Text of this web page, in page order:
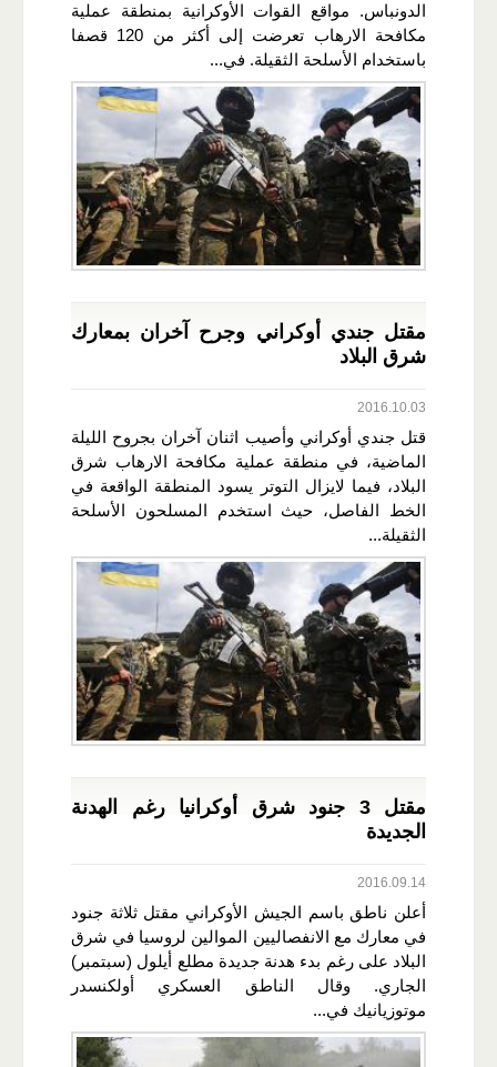
الدونباس. مواقع القوات الأوكرانية بمنطقة عملية
مكافحة الارهاب تعرضت إلى أكثر من 120 قصفا
باستخدام الأسلحة الثقيلة. في...
مقتل جندي أوكراني وجرح آخران بمعارك
شرق البلاد
2016.10.03
قتل جندي أوكراني وأصيب اثنان آخران بجروح الليلة
الماضية، في منطقة عملية مكافحة الارهاب شرق
البلاد، فيما لايزال التوتر يسود المنطقة الواقعة في
الخط الفاصل، حيث استخدم المسلحون الأسلحة
الثقيلة...
مقتل 3 جنود شرق أوكرانيا رغم الهدنة
الجديدة
2016.09.14
أعلن ناطق باسم الجيش الأوكراني مقتل ثلاثة جنود
في معارك مع الانفصاليين الموالين لروسيا في شرق
البلاد على رغم بدء هدنة جديدة مطلع أيلول (سبتمبر)
الجاري. وقال الناطق العسكري أولكنسدر
موتوزيانيك في...